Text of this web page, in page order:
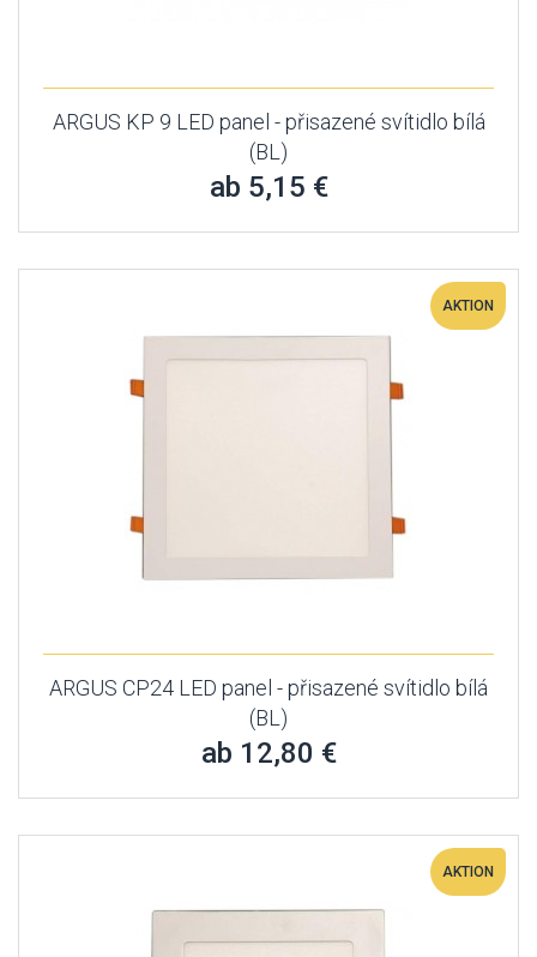
ARGUS KP 9 LED panel - přisazené svítidlo bílá
(BL)
ab 5,15 €
AKTION
ARGUS CP24 LED panel - přisazené svítidlo bílá
(BL)
ab 12,80 €
AKTION